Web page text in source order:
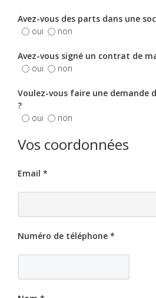
Avez-vous des parts dans une
oui
non
Avez-vous signé un contrat de
oui
non
Voulez-vous faire une demande
?
oui
non
Vos coordonnées
Email *
Numéro de téléphone *